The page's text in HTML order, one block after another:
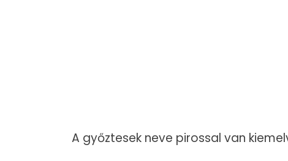
A győztesek neve pirossal van